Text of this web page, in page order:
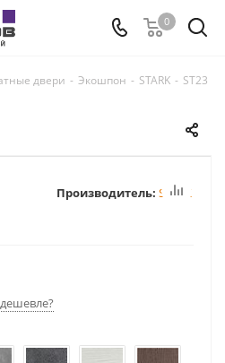
0
двери - Экошпон - STARK - ST23
Производитель: STARK